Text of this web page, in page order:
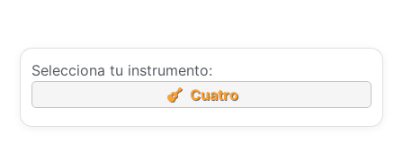
Selecciona tu instrumento:
Cuatro